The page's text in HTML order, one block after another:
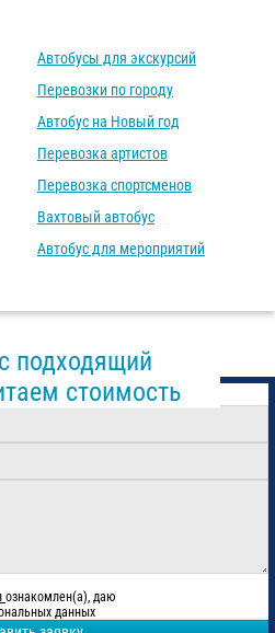
Автобусы для экскурсий
Перевозки по городу
Автобус на Новый год
Перевозка артистов
Перевозка спортсменов
Вахтовый автобус
Автобус для мероприятий
подходящий
стоимость
ознакомлен(а), даю
данных